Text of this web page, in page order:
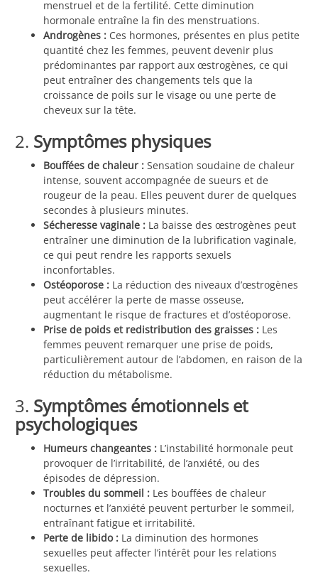
menstruel et de la fertilité. Cette diminution
hormonale entraîne la fin des menstruations.
Androgènes : Ces hormones, présentes en plus petite
quantité chez les femmes, peuvent devenir plus
prédominantes par rapport aux œstrogènes, ce qui
peut entraîner des changements tels que la
croissance de poils sur le visage ou une perte de
cheveux sur la tête.
2. Symptômes physiques
Bouffées de chaleur : Sensation soudaine de chaleur
intense, souvent accompagnée de sueurs et de
rougeur de la peau. Elles peuvent durer de quelques
secondes à plusieurs minutes.
Sécheresse vaginale : La baisse des œstrogènes peut
entraîner une diminution de la lubrification vaginale,
ce qui peut rendre les rapports sexuels
inconfortables.
Ostéoporose : La réduction des niveaux d’œstrogènes
peut accélérer la perte de masse osseuse,
augmentant le risque de fractures et d’ostéoporose.
Prise de poids et redistribution des graisses : Les
femmes peuvent remarquer une prise de poids,
particulièrement autour de l’abdomen, en raison de la
réduction du métabolisme.
3. Symptômes émotionnels et
psychologiques
Humeurs changeantes : L’instabilité hormonale peut
provoquer de l’irritabilité, de l’anxiété, ou des
épisodes de dépression.
Troubles du sommeil : Les bouffées de chaleur
nocturnes et l’anxiété peuvent perturber le sommeil,
entraînant fatigue et irritabilité.
Perte de libido : La diminution des hormones
sexuelles peut affecter l’intérêt pour les relations
sexuelles.